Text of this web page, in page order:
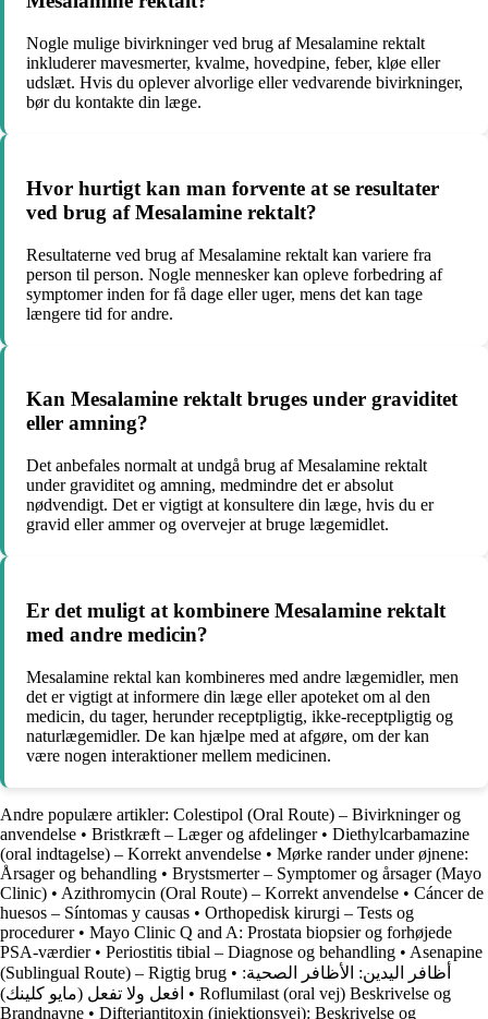
Nogle mulige bivirkninger ved brug af Mesalamine rektalt
inkluderer mavesmerter, kvalme, hovedpine, feber, kløe eller
udslæt. Hvis du oplever alvorlige eller vedvarende bivirkninger,
bør du kontakte din læge.
Hvor hurtigt kan man forvente at se resultater
ved brug af Mesalamine rektalt?
Resultaterne ved brug af Mesalamine rektalt kan variere fra
person til person. Nogle mennesker kan opleve forbedring af
symptomer inden for få dage eller uger, mens det kan tage
længere tid for andre.
Kan Mesalamine rektalt bruges under graviditet
eller amning?
Det anbefales normalt at undgå brug af Mesalamine rektalt
under graviditet og amning, medmindre det er absolut
nødvendigt. Det er vigtigt at konsultere din læge, hvis du er
gravid eller ammer og overvejer at bruge lægemidlet.
Er det muligt at kombinere Mesalamine rektalt
med andre medicin?
Mesalamine rektal kan kombineres med andre lægemidler, men
det er vigtigt at informere din læge eller apoteket om al den
medicin, du tager, herunder receptpligtig, ikke-receptpligtig og
naturlægemidler. De kan hjælpe med at afgøre, om der kan
være nogen interaktioner mellem medicinen.
Andre populære artikler: Colestipol (Oral Route) – Bivirkninger og
anvendelse • Bristkræft – Læger og afdelinger• Diethylcarbamazine
(oral indtagelse) – Korrekt anvendelse • Mørke rander under øjnene:
Årsager og behandling • Brystsmerter – Symptomer og årsager (Mayo
Clinic) • Azithromycin (Oral Route) – Korrekt anvendelse • Cáncer de
huesos – Síntomas y causas • Orthopedisk kirurgi – Tests og
procedurer• Mayo Clinic Q and A: Prostata biopsier og forhøjede
PSA-værdier• Periostitis tibial – Diagnose og behandling • Asenapine
(Sublingual Route) – Rigtig brug • أظافر اليدين: الأظافر الصحية:
افعل ولا تفعل (مايو كلينك) • Roflumilast (oral vej) Beskrivelse og
Brandnavne • Difteriantitoxin (injektionsvej): Beskrivelse og